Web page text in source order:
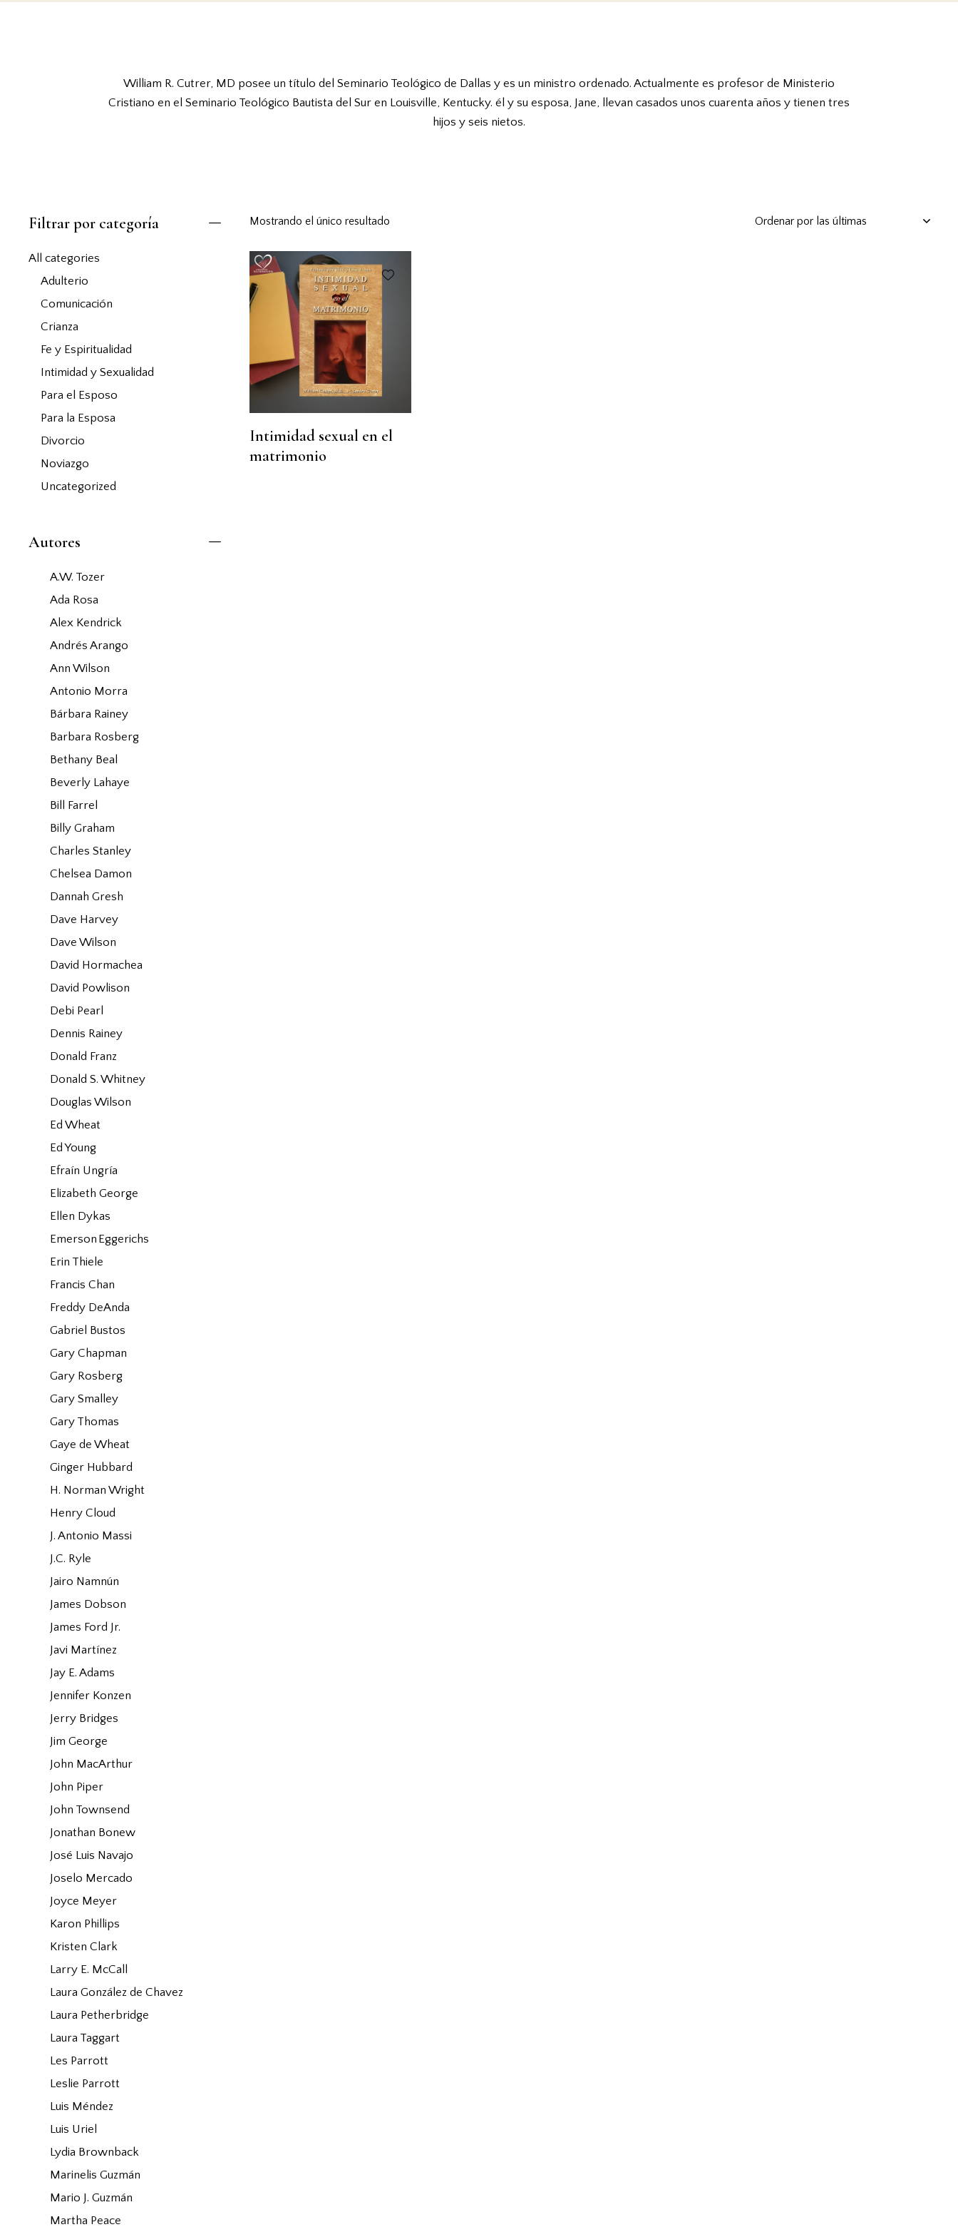
William R. Cutrer, MD posee un título del Seminario Teológico de Dallas y es un ministro ordenado. Actualmente es profesor de Ministerio
Cristiano en el Seminario Teológico Bautista del Sur en Louisville, Kentucky. él y su esposa, Jane, llevan casados unos cuarenta años y tienen tres
hijos y seis nietos.
Mostrando el único resultado
Intimidad sexual en el
matrimonio
Filtrar por categoría
All categories
Adulterio
Comunicación
Crianza
Fe y Espiritualidad
Intimidad y Sexualidad
Para el Esposo
Para la Esposa
Divorcio
Noviazgo
Uncategorized
Autores
A.W. Tozer
Ada Rosa
Alex Kendrick
Andrés Arango
Ann Wilson
Antonio Morra
Bárbara Rainey
Barbara Rosberg
Bethany Beal
Beverly Lahaye
Bill Farrel
Billy Graham
Charles Stanley
Chelsea Damon
Dannah Gresh
Dave Harvey
Dave Wilson
David Hormachea
David Powlison
Debi Pearl
Dennis Rainey
Donald Franz
Donald S. Whitney
Douglas Wilson
Ed Wheat
Ed Young
Efraín Ungría
Elizabeth George
Ellen Dykas
Emerson Eggerichs
Erin Thiele
Francis Chan
Freddy DeAnda
Gabriel Bustos
Gary Chapman
Gary Rosberg
Gary Smalley
Gary Thomas
Gaye de Wheat
Ginger Hubbard
H. Norman Wright
Henry Cloud
J. Antonio Massi
J.C. Ryle
Jairo Namnún
James Dobson
James Ford Jr.
Javi Martínez
Jay E. Adams
Jennifer Konzen
Jerry Bridges
Jim George
John MacArthur
John Piper
John Townsend
Jonathan Bonew
José Luis Navajo
Joselo Mercado
Joyce Meyer
Karon Phillips
Kristen Clark
Larry E. McCall
Laura González de Chavez
Laura Petherbridge
Laura Taggart
Les Parrott
Leslie Parrott
Luis Méndez
Luis Uriel
Lydia Brownback
Marinelis Guzmán
Mario J. Guzmán
Martha Peace